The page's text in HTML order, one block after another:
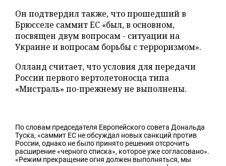
Он подтвердил также, что прошедший в
Брюсселе саммит ЕС «был, в основном,
посвящен двум вопросам - ситуации на
Украине и вопросам борьбы с терроризмом».
Олланд считает, что условия для передачи
России первого вертолетоносца типа
«Мистраль» по-прежнему не выполнены.
По словам председателя Европейского совета Дональда
Туска, «саммит ЕС не обсуждал новых санкций против
России, однако не было принято решения отсрочить
расширение «черного списка», которое уже согласовано».
«Режим прекращение огня должен выполняться, мы